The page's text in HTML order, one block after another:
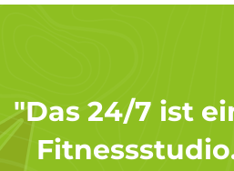
"Das 24/7 ist